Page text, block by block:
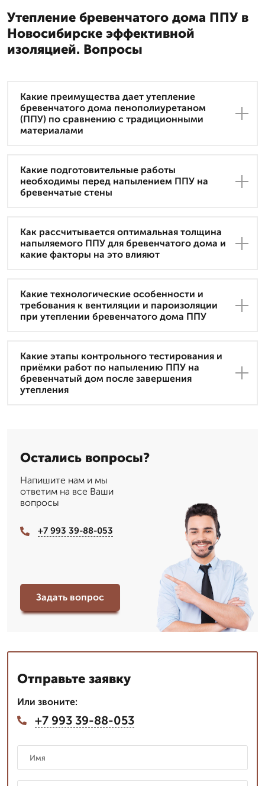
Утепление бревенчатого дома ППУ в
Новосибирске эффективной
изоляцией. Вопросы
Какие преимущества дает утепление
бревенчатого дома пенополиуретаном
(ППУ) по сравнению с традиционными
материалами
Какие подготовительные работы
необходимы перед напылением ППУ на
бревенчатые стены
Как рассчитывается оптимальная толщина
напыляемого ППУ для бревенчатого дома и
какие факторы на это влияют
Какие технологические особенности и
требования к вентиляции и пароизоляции
при утеплении бревенчатого дома ППУ
Какие этапы контрольного тестирования и
приёмки работ по напылению ППУ на
бревенчатый дом после завершения
утепления
Остались вопросы?
Напишите нам и мы
ответим на все Ваши
вопросы
+7 993 39-88-053
Задать вопрос
Отправьте заявку
Или звоните:
+7 993 39-88-053